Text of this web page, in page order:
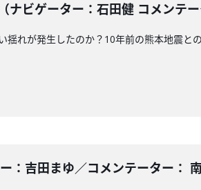
ナビゲーター：石田健 コメンテ
れが発生したのか？10年前の熊本地震と
：吉田まゆ／コメンテーター：